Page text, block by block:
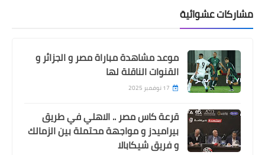
مشاركات عشوائية
موعد مشاهدة مباراة مصر و الجزائر و
القنوات الناقلة لها
17 نوفمبر 2025
قرعة كاس مصر .. الاهلي في طريق
بيراميدز و مواجهة محتملة بين الزمالك
و فريق شيكابالا